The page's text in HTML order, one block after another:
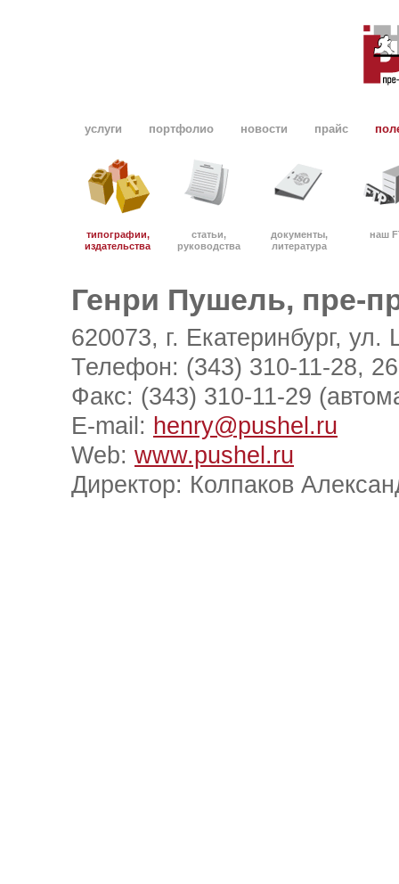
услуги портфолио новости прайс
типографии,
издательства
статьи,
руководства
документы,
литература
наш
Генри Пушель, пре-
620073, г. Екатеринбург,
Телефон: (343) 310-11-28,
Факс: (343) 310-11-29
E-mail: henry@pushel.ru
Web: www.pushel.ru
Директор: Колпаков